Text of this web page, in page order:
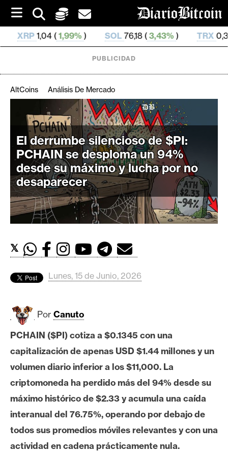
i
t
o
SOL 76,18 (3,43% ) TRX0,328 691 ( 0,42%)
C
r
i
p
t
o
M
e
r
d
s
B
i
t
c
o
i
E
t
PUBLICIDAD
AltCoins Análisis De Mercado
El derrumbe silencioso de $PI:
PCHAIN se desploma un 94%
desde su máximo y lucha por no
desaparecer
𝕏
Lunes, 15 de Junio, 2026
Por Canuto
PCHAIN ($PI) cotiza a $0.1345 con una
capitalización de apenas USD $1.44 millones y un
volumen diario inferior a los $11,000. La
criptomoneda ha perdido más del 94% desde su
máximo histórico de $2.33 y acumula una caída
interanual del 76.75%, operando por debajo de
todos sus promedios móviles relevantes y con una
actividad en cadena prácticamente nula.